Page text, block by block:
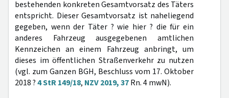
bestehenden konkreten Gesamtvorsatz des Täters
entspricht. Dieser Gesamtvorsatz ist naheliegend
gegeben, wenn der Täter ? wie hier ? die für ein
anderes Fahrzeug ausgegebenen amtlichen
Kennzeichen an einem Fahrzeug anbringt, um
dieses im öffentlichen Straßenverkehr zu nutzen
(vgl. zum Ganzen BGH, Beschluss vom 17. Oktober
2018 ?4 StR 149/18, NZV 2019, 37Rn. 4 mwN).